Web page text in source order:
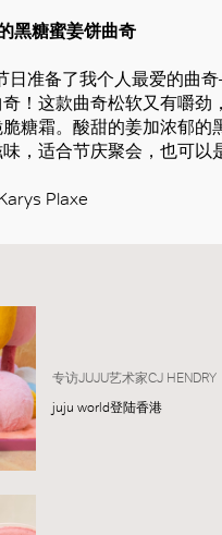
黑糖蜜姜饼曲奇
日准备了我个人最爱的曲
！这款曲奇松软又有嚼劲
糖霜。酸甜的姜加浓郁的
，适合节庆聚会，也可以
Plaxe
专访JUJU艺术家CJ HENDRY
juju world登陆香港